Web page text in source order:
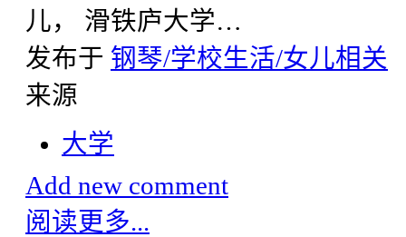
儿， 滑铁庐大学…
发布于 钢琴/学校生活/女儿相关
来源
大学
Add new comment
阅读更多...